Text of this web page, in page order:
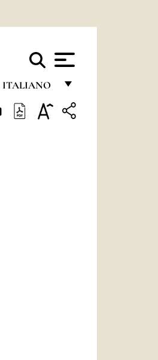
ITALIANO
FRANÇAIS